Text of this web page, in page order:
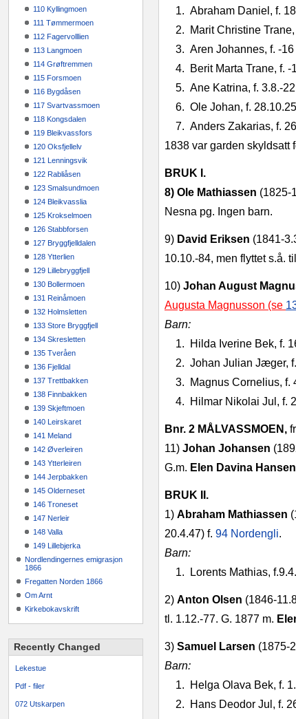
110 Kyllingmoen
111 Tømmermoen
112 Fagervolllien
113 Langmoen
114 Grøftremmen
115 Forsmoen
116 Bygdåsen
117 Svartvassmoen
118 Kongsdalen
119 Bleikvassfors
120 Oksfjellelv
121 Lenningsvik
122 Rabliåsen
123 Smalsundmoen
124 Bleikvasslia
125 Krokselmoen
126 Stabbforsen
127 Bryggfjelldalen
128 Ytterlien
129 Lillebryggfjell
130 Bollermoen
131 Reinåmoen
132 Holmsletten
133 Store Bryggfjell
134 Skresletten
135 Tveråen
136 Fjelldal
137 Trettbakken
138 Finnbakken
139 Skjeftmoen
140 Leirskaret
141 Meland
142 Øverleiren
143 Ytterleiren
144 Jerpbakken
145 Olderneset
146 Troneset
147 Nerleir
148 Valla
149 Lillebjerka
Nordlendingernes emigrasjon
1866
Fregatten Norden 1866
Om Arnt
Kirkebokavskrift
Recently Changed
Lekestue
Pdf - filer
072 Utskarpen
1. Abraham Daniel, f.
2.
Marit Christine Trane,
3. Aren Johannes, f. -16
4.
Berit Marta Trane, f.
5. Ane Katrina, f.
6. Ole Johan, f.
7. Anders Zakarias, f.
1838 var garden skyldsatt
BRUK I.
8) Ole Mathiassen
Nesna pg. Ingen barn.
9) David Eriksen
10.10.‑84, men flyttet s.å. til
10) Johan August
Augusta Magnusson (se
Barn:
1.
Hilda Iverine Bek, f.
2. Johan Julian Jæger,
3.
Magnus Cornelius, f.
4.
Hilmar Nikolai Jul, f.
Bnr. 2 MÅLVASSMOEN,
11) Johan Johansen
G.m. Elen Davina Hansen
BRUK II.
1) Abraham Mathiassen
20.4.47) f. 94 Nordengli.
Barn:
1.
Lorents Mathias,
2) Anton Olsen
tl. 1.12.‑77. G. 1877 m.
3) Samuel Larsen
Barn:
1.
Helga Olava Bek, f.
2.
Hans Deodor Jul, f.